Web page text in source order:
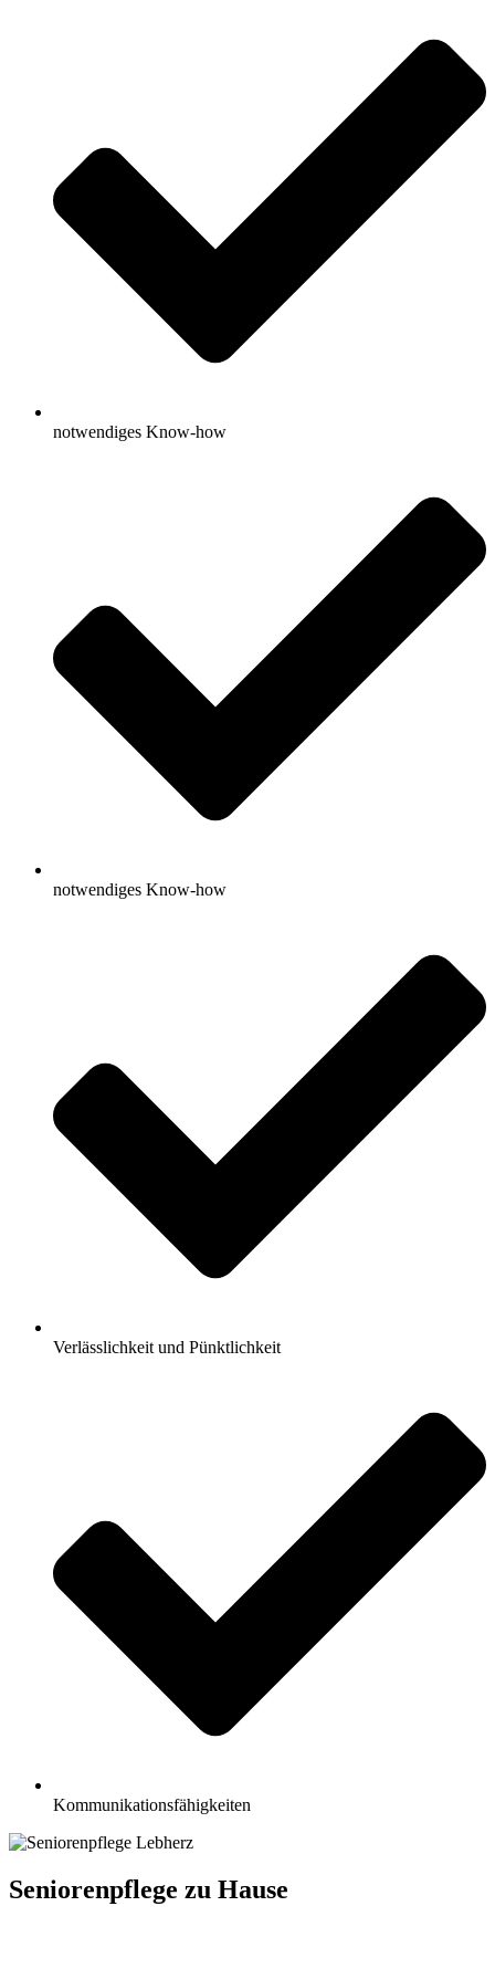
notwendiges Know-how
notwendiges Know-how
Verlässlichkeit und Pünktlichkeit
Kommunikationsfähigkeiten
Seniorenpflege zu Hause